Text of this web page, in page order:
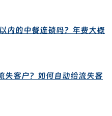
内的中餐连锁吗？年费大概
失客户？如何自动给流失客